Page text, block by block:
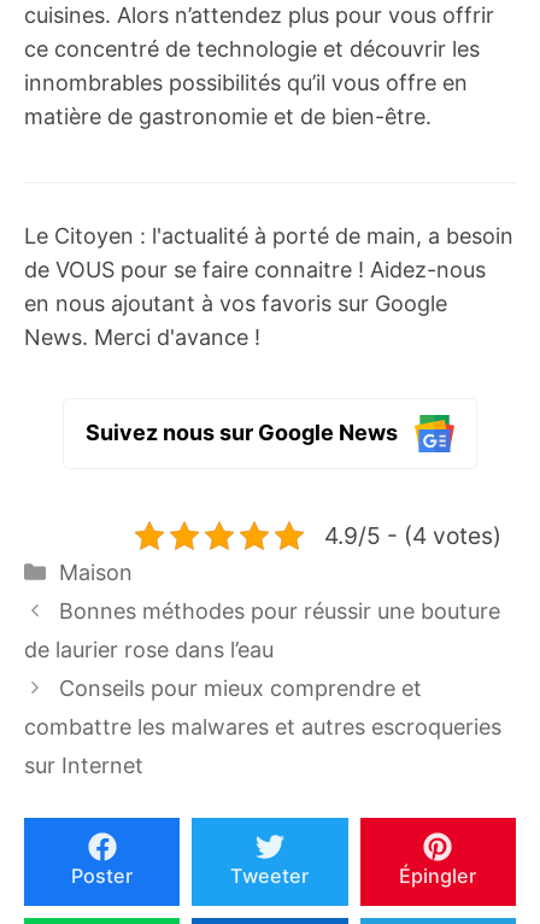
cuisines. Alors n’attendez plus pour vous offrir
ce concentré de technologie et découvrir les
innombrables possibilités qu’il vous offre en
matière de gastronomie et de bien-être.
Le Citoyen : l'actualité à porté de main, a besoin
de VOUS pour se faire connaitre ! Aidez-nous
en nous ajoutant à vos favoris sur Google
News. Merci d'avance !
Suivez nous sur Google News
4.9/5 - (4 votes)
Catégories
Maison
Bonnes méthodes pour réussir une bouture
de laurier rose dans l’eau
Conseils pour mieux comprendre et
combattre les malwares et autres escroqueries
sur Internet
Poster Tweeter Épingler